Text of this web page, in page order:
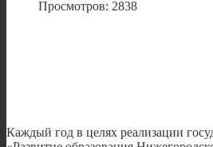
Просмотров: 2838
Каждый год в целях реализации